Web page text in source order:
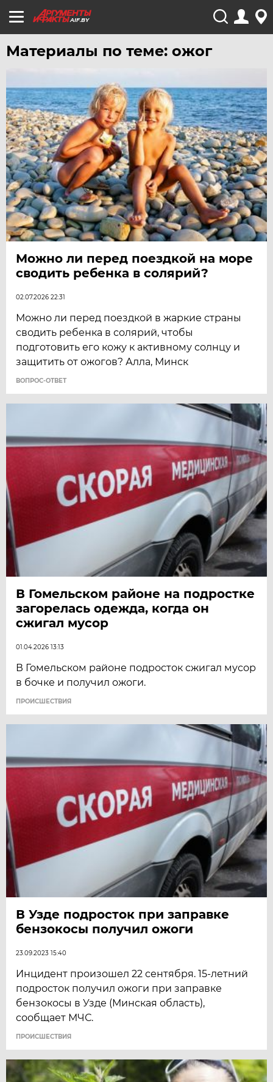
AIF.BY
Материалы по теме: ожог
Можно ли перед поездкой на море
сводить ребенка в солярий?
02.07.2026 22:31
Можно ли перед поездкой в жаркие страны
сводить ребенка в солярий, чтобы
подготовить его кожу к активному солнцу и
защитить от ожогов? Алла, Минск
ВОПРОС-ОТВЕТ
В Гомельском районе на подростке
загорелась одежда, когда он
сжигал мусор
01.04.2026 13:13
В Гомельском районе подросток сжигал мусор
в бочке и получил ожоги.
ПРОИСШЕСТВИЯ
В Узде подросток при заправке
бензокосы получил ожоги
23.09.2023 15:40
Инцидент произошел 22 сентября. 15-летний
подросток получил ожоги при заправке
бензокосы в Узде (Минская область),
сообщает МЧС.
ПРОИСШЕСТВИЯ